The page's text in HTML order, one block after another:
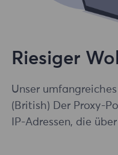
Riesiger
Unser
(British) Der Proxy-
IP-Adressen, die